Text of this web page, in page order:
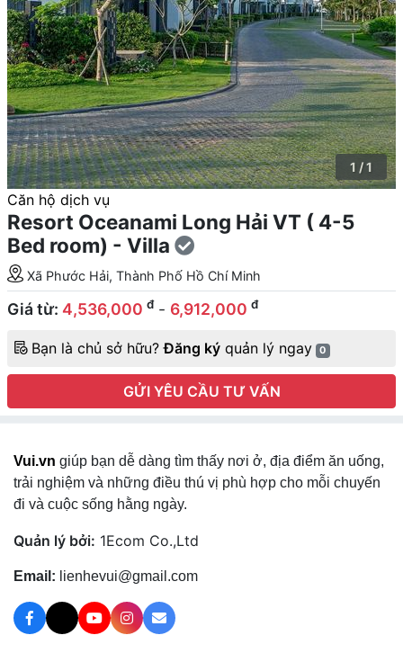
1 / 1
Căn hộ dịch vụ
Resort Oceanami Long Hải VT ( 4-5
Bed room) - Villa
Xã Phước Hải, Thành Phố Hồ Chí Minh
Giá từ: 4,536,000 đ - 6,912,000 đ
Bạn là chủ sở hữu?Đăng ký quản lý ngay 0
GỬI YÊU CẦU TƯ VẤN
Vui.vn giúp bạn dễ dàng tìm thấy nơi ở, địa điểm ăn uống,
trải nghiệm và những điều thú vị phù hợp cho mỗi chuyến
đi và cuộc sống hằng ngày.
Quản lý bởi: 1Ecom Co.,Ltd
Email: lienhevui@gmail.com